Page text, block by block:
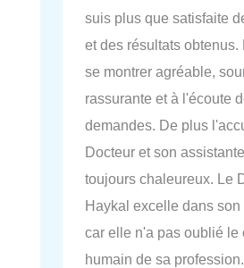
suis plus que satisfaite
et des résultats obtenus.
se montrer agréable,
rassurante et à l'écoute
demandes. De plus
Docteur et son
toujours chaleureux. Le
Haykal excelle dans son
car elle n'a pas oublié le
humain de sa